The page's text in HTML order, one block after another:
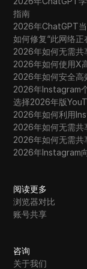
指南
2026年ChatGPT
如何修复“此网络
2026年如何无需共
2026年如何使用X
2026年如何安全高
2026年Instagram
选择2026年版
2026年如何利用
2026年如何无需
2026年如何无需
2026年Instagram
阅读更多
浏览器对比
账号共享
咨询
关于我们